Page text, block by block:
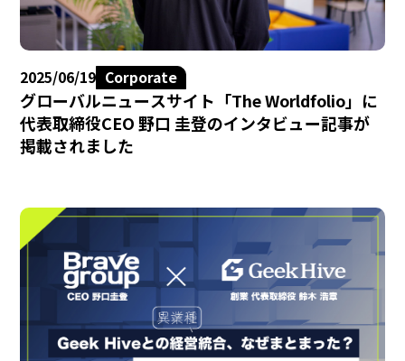
2025/06/19 Corporate
グローバルニュースサイト「The Worldfolio」に
代表取締役CEO 野口 圭登のインタビュー記事が
掲載されました